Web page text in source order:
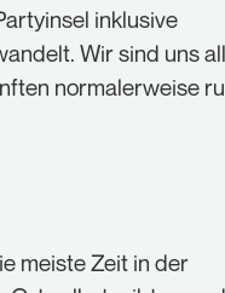
inklusive
Wir sind uns
normalerweise
meiste Zeit in der